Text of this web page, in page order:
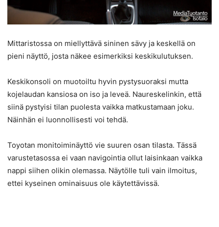
Mittaristossa on miellyttävä sininen sävy ja keskellä on
pieni näyttö, josta näkee esimerkiksi keskikulutuksen.
Keskikonsoli on muotoiltu hyvin pystysuoraksi mutta
kojelaudan kansiosa on iso ja leveä. Naureskelinkin, että
siinä pystyisi tilan puolesta vaikka matkustamaan joku.
Näinhän ei luonnollisesti voi tehdä.
Toyotan monitoiminäyttö vie suuren osan tilasta. Tässä
varustetasossa ei vaan navigointia ollut laisinkaan vaikka
nappi siihen olikin olemassa. Näytölle tuli vain ilmoitus,
ettei kyseinen ominaisuus ole käytettävissä.